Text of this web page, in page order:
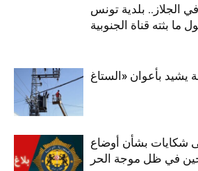
دينار» في الجلاز.. بلدية تونس
ما بثته قناة الجنوبية
شكايات بشأن أوضاع
في ظل موجة الحر